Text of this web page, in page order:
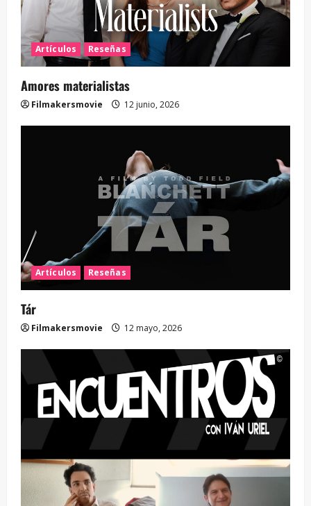
Artículos Reseñas
Amores materialistas
Filmakersmovie 12 junio, 2026
Artículos Reseñas
Tár
Filmakersmovie 12 mayo, 2026